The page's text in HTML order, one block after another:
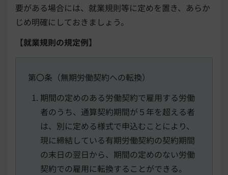
要がある場合には、就業規則等に定めを置き、あらか
じめ明確にしておきましょう。
【就業規則の規定例】
第〇条（無期労働契約への転換）
期間の定めのある労働契約で雇用する労働
者のうち、通算契約期間が５年を超える者
は、別に定める様式で申込むことにより、
現に締結している有期労働契約の契約期間
の末日の翌日から、期間の定めのない労働
契約での雇用に転換することができる。